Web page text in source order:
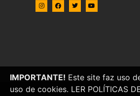
IMPORTANTE! Este site faz uso
uso de cookies. LER POLÍTICAS